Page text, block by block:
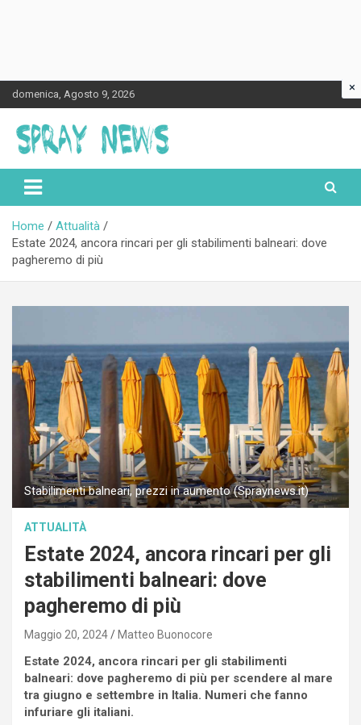
Skip
to
content
domenica, Agosto 9, 2026
Spraynews.it
Home
Attualità
Estate 2024, ancora rincari per gli stabilimenti balneari: dove
pagheremo di più
Stabilimenti balneari, prezzi in aumento (Spraynews.it)
ATTUALITÀ
Estate 2024, ancora rincari per gli
stabilimenti balneari: dove
pagheremo di più
Maggio 20, 2024 Matteo Buonocore
Estate 2024, ancora rincari per gli stabilimenti
balneari: dove pagheremo di più per scendere al mare
tra giugno e settembre in Italia. Numeri che fanno
infuriare gli italiani.
×